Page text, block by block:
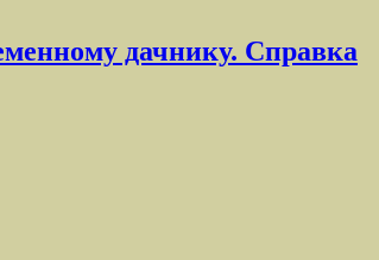
дачнику. Справка